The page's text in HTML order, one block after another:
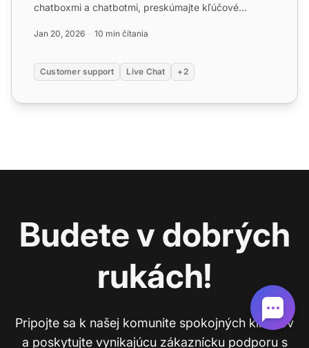
chatboxmi a chatbotmi, preskúmajte kľúčové
Jan 20, 2026 10 min čítania
Customer support Live Chat +2
Budete v dobrých
rukách!
Pripojte sa k našej komunite spokojných klientov
a poskytujte vynikajúcu zákaznícku podporu s